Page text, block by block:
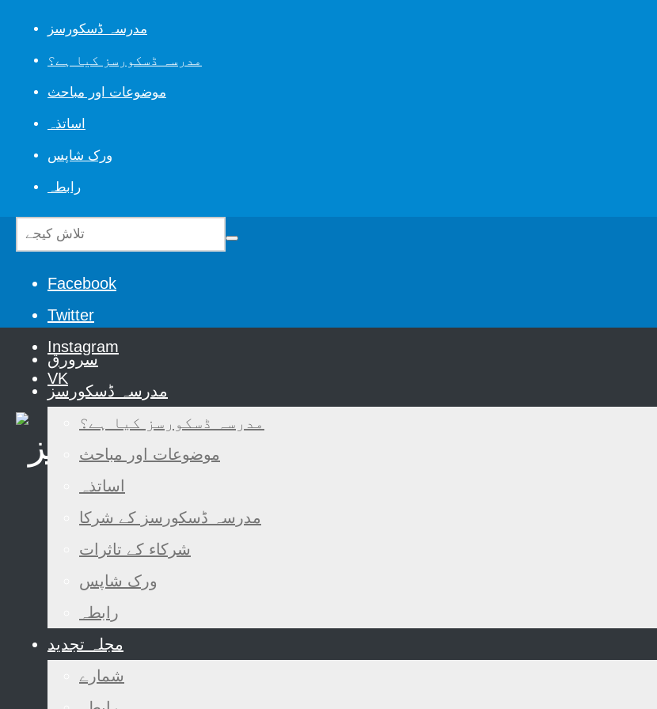
مدرسہ ڈسکورسز
مدرسہ ڈسکورسز کیا ہے؟
موضوعات اور مباحث
اساتذہ
ورک شاپس
رابطہ
Facebook
Twitter
Instagram
VK
سرورق
مدرسہ ڈسکورسز
مدرسہ ڈسکورسز کیا ہے؟
موضوعات اور مباحث
اساتذہ
مدرسہ ڈسکورسز کے شرکا
شرکاء کے تاثرات
ورک شاپس
رابطہ
مجلہ تجدید
شمارے